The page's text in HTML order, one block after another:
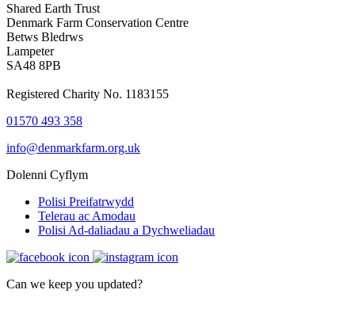
Shared Earth Trust
Denmark Farm Conservation Centre
Betws Bledrws
Lampeter
SA48 8PB
Registered Charity No. 1183155
01570 493 358
info@denmarkfarm.org.uk
Dolenni Cyflym
Polisi Preifatrwydd
Telerau ac Amodau
Polisi Ad-daliadau a Dychweliadau
Can we keep you updated?